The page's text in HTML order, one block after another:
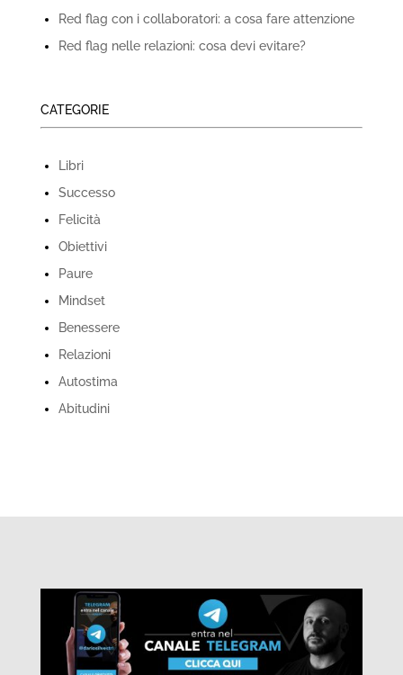
Red flag con i collaboratori: a cosa fare attenzione
Red flag nelle relazioni: cosa devi evitare?
CATEGORIE
Libri
Successo
Felicità
Obiettivi
Paure
Mindset
Benessere
Relazioni
Autostima
Abitudini